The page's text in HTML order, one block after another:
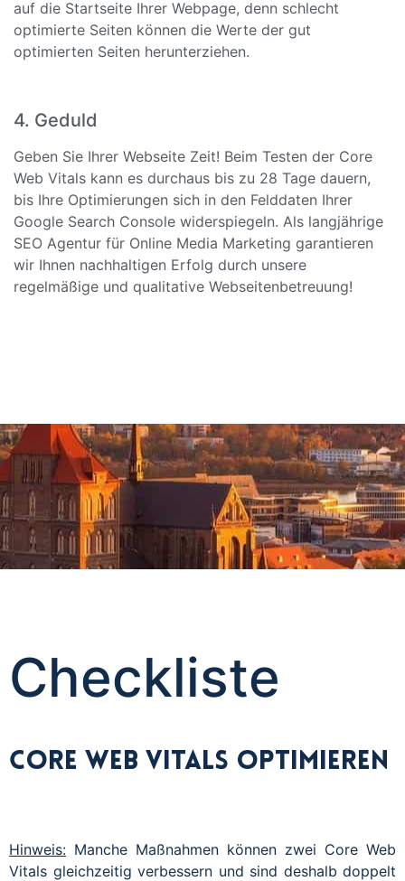
auf die Startseite Ihrer Webpage, denn schlecht
optimierte Seiten können die Werte der gut
optimierten Seiten herunterziehen.
4. Geduld
Geben Sie Ihrer Webseite Zeit! Beim Testen der Core
Web Vitals kann es durchaus bis zu 28 Tage dauern,
bis Ihre Optimierungen sich in den Felddaten Ihrer
Google Search Console widerspiegeln. Als langjährige
SEO Agentur für Online Media Marketing garantieren
wir Ihnen nachhaltigen Erfolg durch unsere
regelmäßige und qualitative Webseitenbetreuung!
Checkliste
Core Web Vitals optimieren
Hinweis: Manche Maßnahmen können zwei Core Web
Vitals gleichzeitig verbessern und sind deshalb doppelt